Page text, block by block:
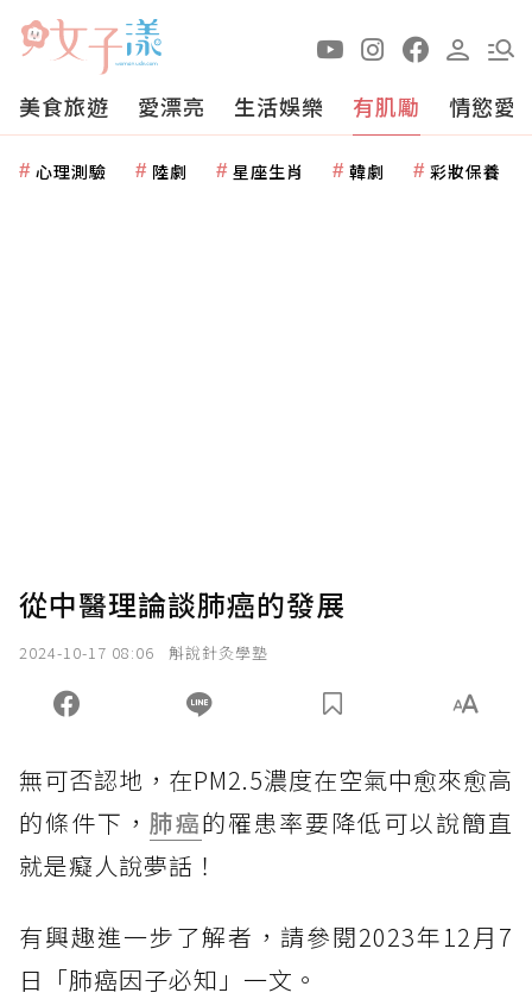
美食旅遊 愛漂亮 生活娛樂 有肌勵 情慾愛
心理測驗 陸劇 星座生肖 韓劇 彩妝保養
從中醫理論談肺癌的發展
2024-10-17 08:06 斛說針灸學塾
無可否認地，在PM2.5濃度在空氣中愈來愈高
的條件下， 肺癌的罹患率要降低可以說簡直
就是癡人說夢話！
有興趣進一步了解者，請參閱2023年12月7
日「肺癌因子必知」一文。